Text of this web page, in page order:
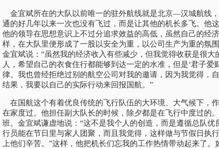
金宜斌所在的大队以前唯一的驻外航线就是北京—汉城航线
通的好几年以来一次也没有飞过，而是让其他的机长多飞。他
他的领导在思想意识上不过分追求效益的高低，虽然自己的经
样，在大队里便形成了一股以安全为重，以公司生产为重的氛
金宜斌说：“虽然我的经济收入有些减少，但我觉得收获是很
人，希望自己的衣食住行都能够到达一定的水准，但是‘君子爱
律。我也曾经拒绝过别的航空公司对我的邀请，因为我觉得，
结果，我要以自己的实际行动来回报国航。”
在国航这个有着优良传统的飞行队伍的大环境、大气候下，
在家度过。他担任副大队长的时候，除夕都是在飞行中度过的
班。金宜斌谦虚地说：“这不是我个人的创造，而是遵循总队
行员能在节日里与家人团聚，而且我觉得，这样做与节假日执
上他们辛苦。”这样，他把机长们忘我的工作热情带动起来了